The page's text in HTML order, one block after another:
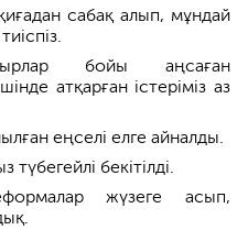
сабақ алып, мұндай
бойы аңсаған
атқарған істеріміз аз
еңселі елге айналды.
бекітілді.
жүзеге асып,